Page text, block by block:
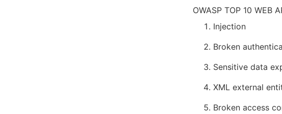
OWASP TOP 10 WEB
Injection
Broken
Sensitive data
XML external
Broken access